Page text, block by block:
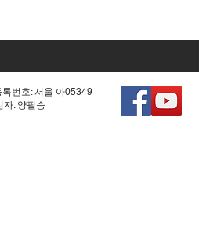
번호: 서울 아05349
: 양필승